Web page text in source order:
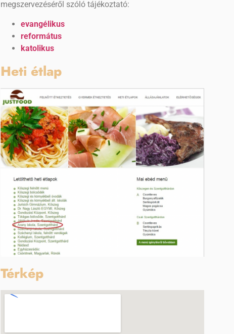
megszervezéséről szóló tájékoztató:
evangélikus
református
katolikus
Heti étlap
Térkép